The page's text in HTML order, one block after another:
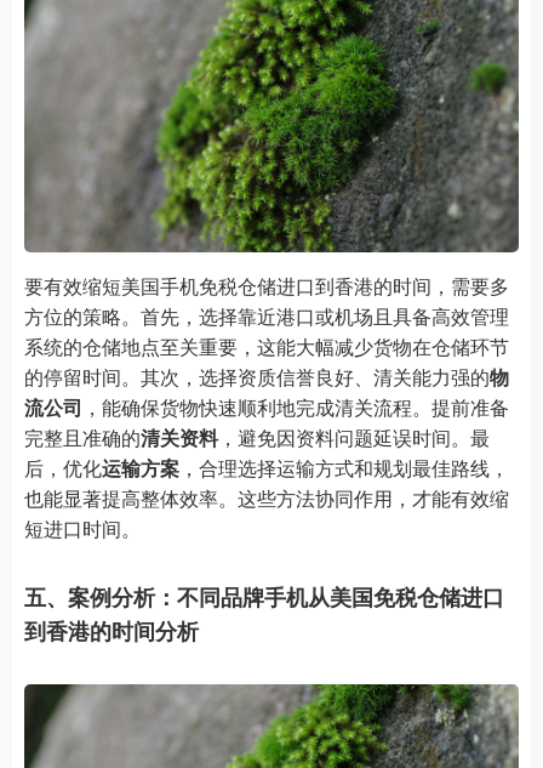
要有效缩短美国手机免税仓储进口到香港的时间，需要多
方位的策略。首先，选择靠近港口或机场且具备高效管理
系统的仓储地点至关重要，这能大幅减少货物在仓储环节
的停留时间。其次，选择资质信誉良好、清关能力强的物
流公司 ，能确保货物快速顺利地完成清关流程。提前准备
完整且准确的清关资料，避免因资料问题延误时间。最
后，优化运输方案 ，合理选择运输方式和规划最佳路线，
也能显著提高整体效率。这些方法协同作用，才能有效缩
短进口时间。
五、案例分析：不同品牌手机从美国免税仓储进口
到香港的时间分析